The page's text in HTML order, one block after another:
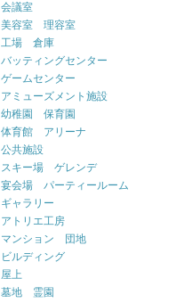
会議室
美容室 理容室
工場 倉庫
バッティングセンター
ゲームセンター
アミューズメント施設
幼稚園 保育園
体育館 アリーナ
公共施設
スキー場 ゲレンデ
宴会場 パーティールーム
ギャラリー
アトリエ工房
マンション 団地
ビルディング
屋上
墓地 霊園